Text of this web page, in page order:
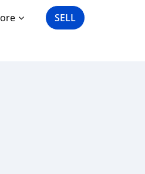
SELL